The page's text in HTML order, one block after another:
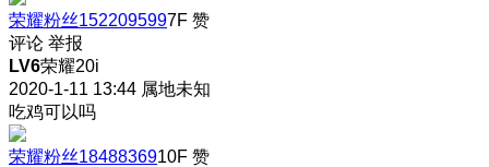
荣耀粉丝1522095997F 赞
评论 举报
LV6荣耀20i
2020-1-11 13:44 属地未知
吃鸡可以吗
荣耀粉丝1848836910F 赞